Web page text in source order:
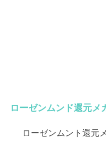
ローゼンムンド還元メ
ローゼンムント還元